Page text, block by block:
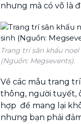
nhưng mà có võ là
Trang trí sân khấu
(Nguồn: Megsevents).
Về các mẫu trang
thông, người tuyết,
hợp để mang lại
nhưng bạn phải